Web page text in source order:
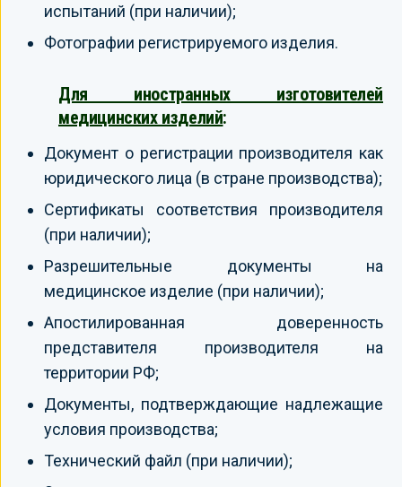
испытаний (при наличии);
Фотографии регистрируемого изделия.
Для иностранных изготовителей
медицинских изделий:
Документ о регистрации производителя как
юридического лица (в стране производства);
Сертификаты соответствия производителя
(при наличии);
Разрешительные документы на
медицинское изделие (при наличии);
Апостилированная доверенность
представителя производителя на
территории РФ;
Документы, подтверждающие надлежащие
условия производства;
Технический файл (при наличии);